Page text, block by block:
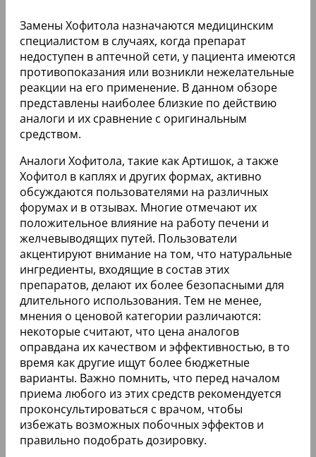
Замены Хофитола назначаются медицинским
специалистом в случаях, когда препарат
недоступен в аптечной сети, у пациента имеются
противопоказания или возникли нежелательные
реакции на его применение. В данном обзоре
представлены наиболее близкие по действию
аналоги и их сравнение с оригинальным
средством.
Аналоги Хофитола, такие как Артишок, а также
Хофитол в каплях и других формах, активно
обсуждаются пользователями на различных
форумах и в отзывах. Многие отмечают их
положительное влияние на работу печени и
желчевыводящих путей. Пользователи
акцентируют внимание на том, что натуральные
ингредиенты, входящие в состав этих
препаратов, делают их более безопасными для
длительного использования. Тем не менее,
мнения о ценовой категории различаются:
некоторые считают, что цена аналогов
оправдана их качеством и эффективностью, в то
время как другие ищут более бюджетные
варианты. Важно помнить, что перед началом
приема любого из этих средств рекомендуется
проконсультироваться с врачом, чтобы
избежать возможных побочных эффектов и
правильно подобрать дозировку.